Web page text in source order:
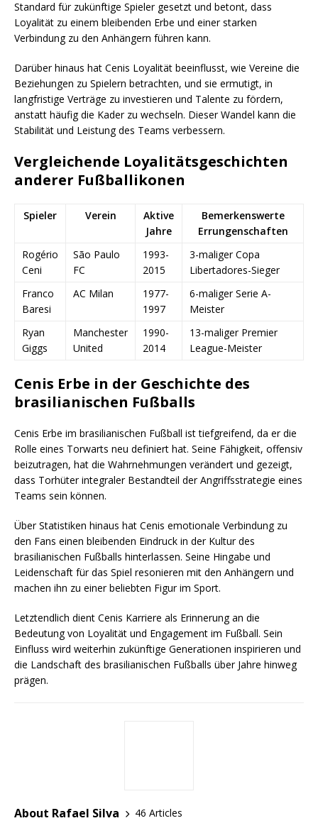
Standard für zukünftige Spieler gesetzt und betont, dass
Loyalität zu einem bleibenden Erbe und einer starken
Verbindung zu den Anhängern führen kann.
Darüber hinaus hat Cenis Loyalität beeinflusst, wie Vereine die
Beziehungen zu Spielern betrachten, und sie ermutigt, in
langfristige Verträge zu investieren und Talente zu fördern,
anstatt häufig die Kader zu wechseln. Dieser Wandel kann die
Stabilität und Leistung des Teams verbessern.
Vergleichende Loyalitätsgeschichten
anderer Fußballikonen
Spieler Verein
Aktive
Jahre
Bemerkenswerte
Errungenschaften
Rogério
Ceni
São Paulo
FC
1993-
2015
3-maliger Copa
Libertadores-Sieger
Franco
Baresi
AC Milan
1977-
1997
6-maliger Serie A-
Meister
Ryan
Giggs
Manchester
United
1990-
2014
13-maliger Premier
League-Meister
Cenis Erbe in der Geschichte des
brasilianischen Fußballs
Cenis Erbe im brasilianischen Fußball ist tiefgreifend, da er die
Rolle eines Torwarts neu definiert hat. Seine Fähigkeit, offensiv
beizutragen, hat die Wahrnehmungen verändert und gezeigt,
dass Torhüter integraler Bestandteil der Angriffsstrategie eines
Teams sein können.
Über Statistiken hinaus hat Cenis emotionale Verbindung zu
den Fans einen bleibenden Eindruck in der Kultur des
brasilianischen Fußballs hinterlassen. Seine Hingabe und
Leidenschaft für das Spiel resonieren mit den Anhängern und
machen ihn zu einer beliebten Figur im Sport.
Letztendlich dient Cenis Karriere als Erinnerung an die
Bedeutung von Loyalität und Engagement im Fußball. Sein
Einfluss wird weiterhin zukünftige Generationen inspirieren und
die Landschaft des brasilianischen Fußballs über Jahre hinweg
prägen.
About Rafael Silva
46 Articles